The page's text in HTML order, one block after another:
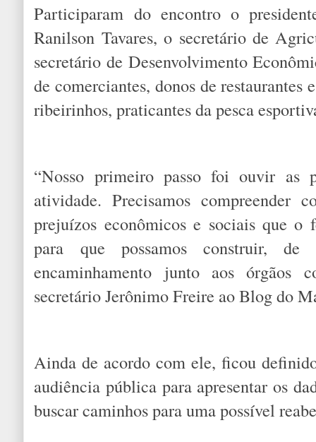
Participaram do encontro o
Ranilson Tavares, o secretário de
secretário de Desenvolvimento
de comerciantes, donos de restaurantes
ribeirinhos, praticantes da pesca
“Nosso primeiro passo foi ouvir as
atividade. Precisamos compreender
prejuízos econômicos e sociais que o
para que possamos construir, de
encaminhamento junto aos órgãos
secretário Jerônimo Freire ao Blog do
Ainda de acordo com ele, ficou
audiência pública para apresentar os
buscar caminhos para uma possível